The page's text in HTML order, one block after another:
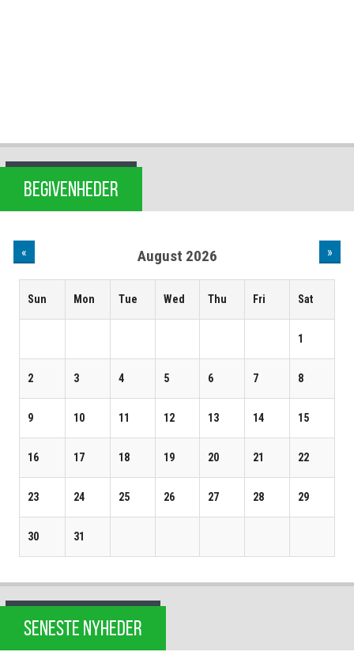
BEGIVENHEDER
« August 2026 »
Sun Mon Tue Wed Thu Fri Sat
1
2 3 4 5 6 7 8
9 10 11 12 13 14 15
16 17 18 19 20 21 22
23 24 25 26 27 28 29
30 31
SENESTE NYHEDER